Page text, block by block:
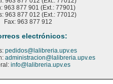
963 877 901 (Ext.: 77901)
963 877 012 (Ext.: 77012)
Fax: 963 877 912
electrónicos:
pedidos@lalibreria.upv.es
administracion@lalibreria.upv.es
info@lalibreria.upv.es